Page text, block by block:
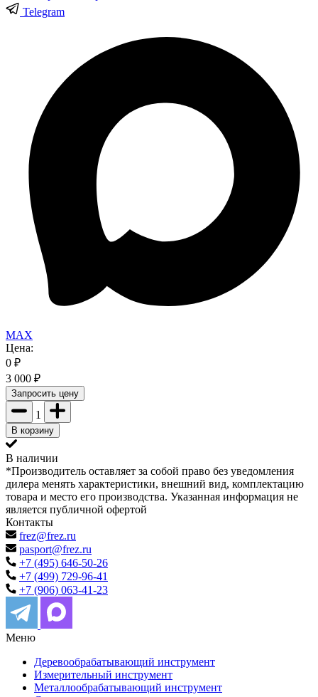
Telegram
MAX
Цена:
0 ₽
3 000 ₽
Запросить цену
1
В корзину
В наличии
*Производитель оставляет за собой право без уведомления
дилера менять характеристики, внешний вид, комплектацию
товара и место его производства. Указанная информация не
является публичной офертой
Контакты
frez@frez.ru
pasport@frez.ru
+7 (495) 646-50-26
+7 (499) 729-96-41
+7 (906) 063-41-23
Меню
Деревообрабатывающий инструмент
Измерительный инструмент
Металлообрабатывающий инструмент